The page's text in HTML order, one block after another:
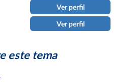
Ver perfil
Ver perfil
este tema